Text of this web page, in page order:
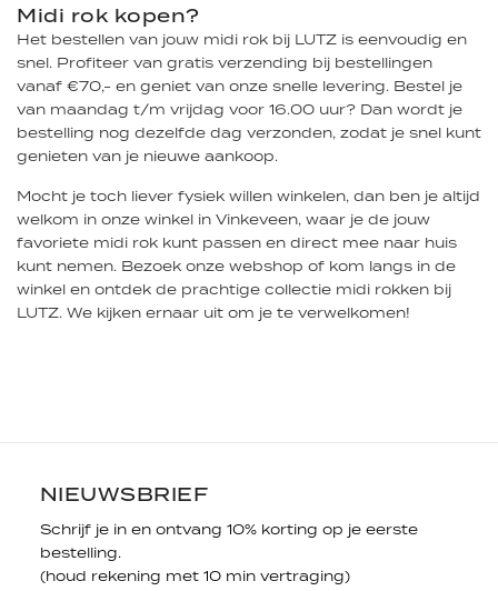
Midi rok kopen?
Het bestellen van jouw midi rok bij LUTZ is eenvoudig en
snel. Profiteer van gratis verzending bij bestellingen
vanaf €70,- en geniet van onze snelle levering. Bestel je
van maandag t/m vrijdag voor 16.00 uur? Dan wordt je
bestelling nog dezelfde dag verzonden, zodat je snel kunt
genieten van je nieuwe aankoop.
Mocht je toch liever fysiek willen winkelen, dan ben je altijd
welkom in onze winkel in Vinkeveen, waar je de jouw
favoriete midi rok kunt passen en direct mee naar huis
kunt nemen. Bezoek onze webshop of kom langs in de
winkel en ontdek de prachtige collectie midi rokken bij
LUTZ. We kijken ernaar uit om je te verwelkomen!
NIEUWSBRIEF
Schrijf je in en ontvang 10% korting op je eerste
bestelling.
(houd rekening met 10 min vertraging)